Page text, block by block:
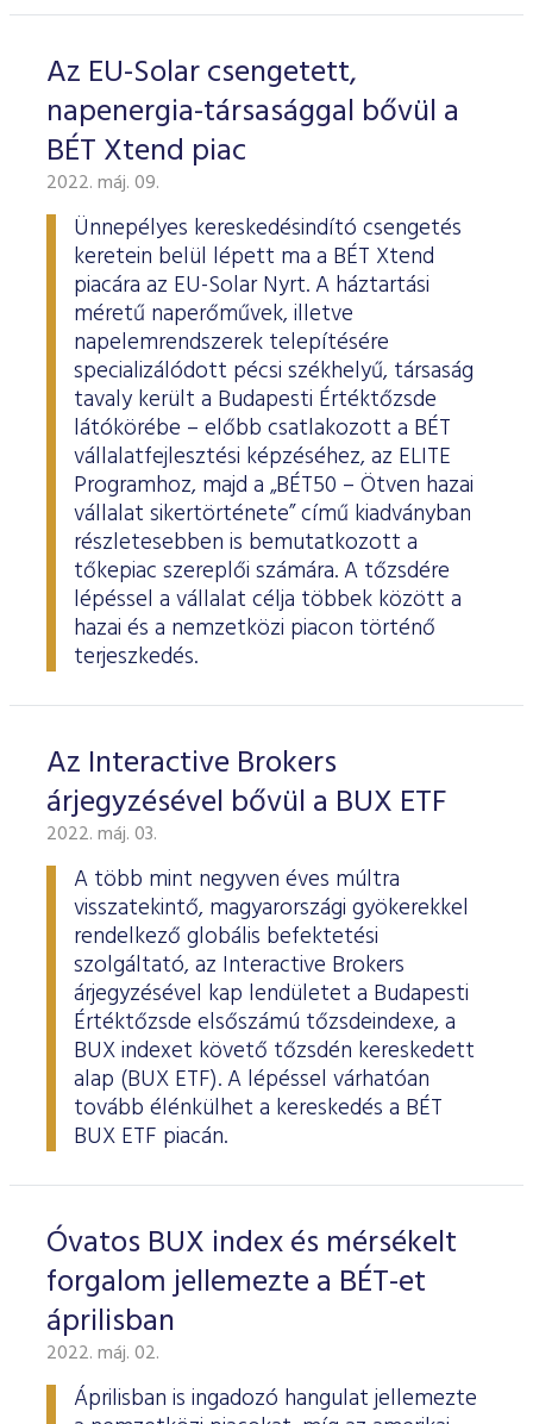
Az EU-Solar csengetett,
napenergia-társasággal bővül a
BÉT Xtend piac
2022. máj. 09.
Ünnepélyes kereskedésindító csengetés
keretein belül lépett ma a BÉT Xtend
piacára az EU-Solar Nyrt. A háztartási
méretű naperőművek, illetve
napelemrendszerek telepítésére
specializálódott pécsi székhelyű, társaság
tavaly került a Budapesti Értéktőzsde
látókörébe – előbb csatlakozott a BÉT
vállalatfejlesztési képzéséhez, az ELITE
Programhoz, majd a „BÉT50 – Ötven hazai
vállalat sikertörténete” című kiadványban
részletesebben is bemutatkozott a
tőkepiac szereplői számára. A tőzsdére
lépéssel a vállalat célja többek között a
hazai és a nemzetközi piacon történő
terjeszkedés.
Az Interactive Brokers
árjegyzésével bővül a BUX ETF
2022. máj. 03.
A több mint negyven éves múltra
visszatekintő, magyarországi gyökerekkel
rendelkező globális befektetési
szolgáltató, az Interactive Brokers
árjegyzésével kap lendületet a Budapesti
Értéktőzsde elsőszámú tőzsdeindexe, a
BUX indexet követő tőzsdén kereskedett
alap (BUX ETF). A lépéssel várhatóan
tovább élénkülhet a kereskedés a BÉT
BUX ETF piacán.
Óvatos BUX index és mérsékelt
forgalom jellemezte a BÉT-et
áprilisban
2022. máj. 02.
Áprilisban is ingadozó hangulat jellemezte